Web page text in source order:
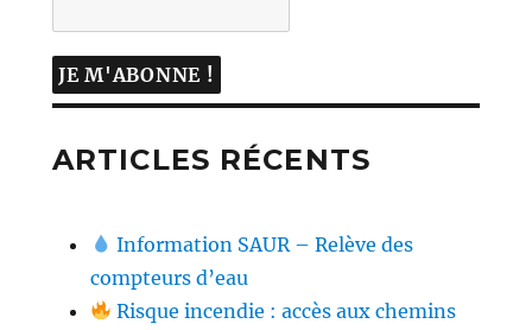
ARTICLES RÉCENTS
Information SAUR – Relève des
compteurs d’eau
Risque incendie : accès aux chemins